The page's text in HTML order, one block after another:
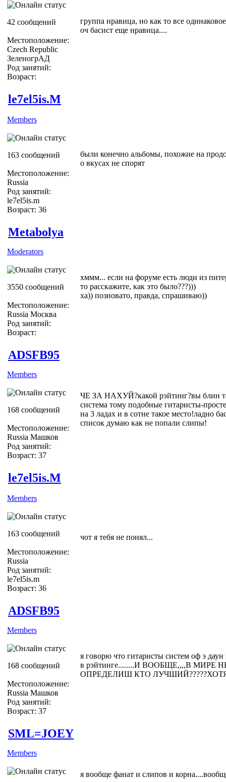
42 сообщений
Местоположение:
Czech Republic
ЗеленогрАД
Род занятий:
Возраст:
группа нравица, но как то все
оч басист еще нравица....
le7el5is.M
Members
163 сообщений
Местоположение:
Russia
Род занятий:
le7el5is.m
Возраст: 36
были конечно альбомы, похожие на
о вкусах не спорят
Metabolya
Moderators
3550 сообщений
Местоположение:
Russia Москва
Род занятий:
Возраст:
хммм... если на форуме есть люди из
то расскажите, как это было???)))
ха)) позновато, правда, спрашиваю))
ADSFB95
Members
168 сообщений
Местоположение:
Russia Машков
Род занятий:
Возраст: 37
ЧЕ ЗА НАХУЙ?какой рэйтинг?вы блин
система тому подобные гитаристы-
на 3 ладах и в сотне такое место!ладно
список думаю как не попали слипы!
le7el5is.M
Members
163 сообщений
Местоположение:
Russia
Род занятий:
le7el5is.m
Возраст: 36
чот я тебя не понял...
ADSFB95
Members
168 сообщений
Местоположение:
Russia Машков
Род занятий:
Возраст: 37
я говорю что гитаристы систем оф э
в рэйтинге........И ВООБЩЕ,,,,В
ОПРЕДЕЛИШ КТО
SML=JOEY
Members
я вообще фанат и слипов и